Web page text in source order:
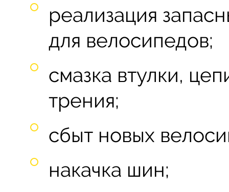
реализация
для велосипедов;
смазка втулки,
трения;
сбыт новых
накачка шин;